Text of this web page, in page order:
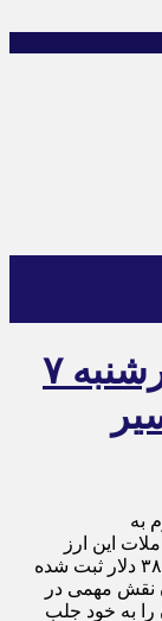
قیمت اتریوم امروز چهارشنبه ۷
به
این ارز
دیجیتال در ۲۴ ساعت گذشته نیز ۳۸,۳۹۹,۳۱۴,۸۲۵ دلار ثبت شده
نقش مهمی در
را به خود جلب